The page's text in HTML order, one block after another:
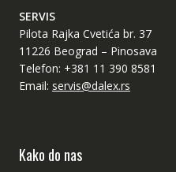
SERVIS
Pilota Rajka Cvetića br. 37
11226 Beograd – Pinosava
Telefon: +381 11 390 8581
Email: servis@dalex.rs
Kako do nas